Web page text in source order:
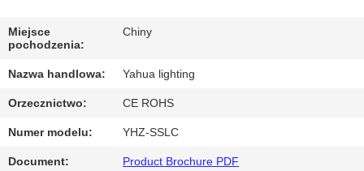
SKONTAKTUJ
NAMI
Miejsce
pochodzenia:
Chiny
Nazwa handlowa: Yahua lighting
Orzecznictwo: CE ROHS
Numer modelu: YHZ-SSLC
Document: Product Brochure PDF